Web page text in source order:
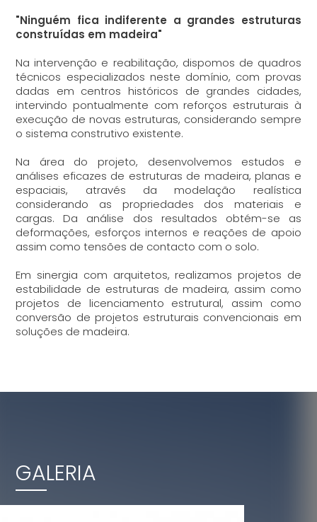
"Ninguém fica indiferente a grandes estruturas
construídas em madeira"
Na intervenção e reabilitação, dispomos de quadros
técnicos especializados neste domínio, com provas
dadas em centros históricos de grandes cidades,
intervindo pontualmente com reforços estruturais à
execução de novas estruturas, considerando sempre
o sistema construtivo existente.
Na área do projeto, desenvolvemos estudos e
análises eficazes de estruturas de madeira, planas e
espaciais, através da modelação realística
considerando as propriedades dos materiais e
cargas. Da análise dos resultados obtém-se as
deformações, esforços internos e reações de apoio
assim como tensões de contacto com o solo.
Em sinergia com arquitetos, realizamos projetos de
estabilidade de estruturas de madeira, assim como
projetos de licenciamento estrutural, assim como
conversão de projetos estruturais convencionais em
soluções de madeira.
GALERIA